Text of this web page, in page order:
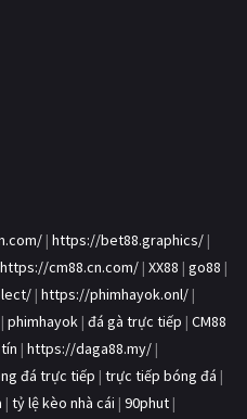
| https://bet88.graphics/ |
https://cm88.cn.com/ | XX88 | go88 |
| https://phimhayok.onl/ |
| phimhayok | đá gà trực tiếp | CM88
| https://daga88.my/ |
đá trực tiếp | trực tiếp bóng đá |
| tỷ lệ kèo nhà cái | 90phut |